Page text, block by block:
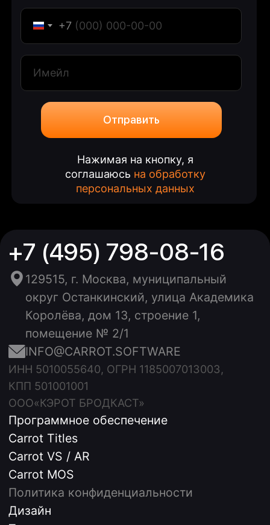
+7
Отправить
Нажимая на кнопку, я
соглашаюсь на обработку
персональных данных